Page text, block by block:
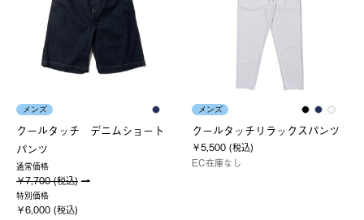
メンズ
クールタッチ デニムショート
パンツ
通常価格
￥7,700 (税込)
特別価格
￥6,000 (税込)
メンズ
クールタッチリラックスパンツ
￥5,500 (税込)
EC在庫なし